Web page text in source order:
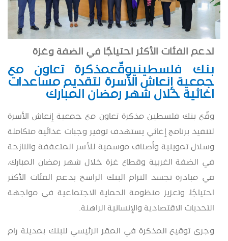
لدعم الفئات الأكثر احتياجًا في الضفة وغزة
بنك فلسطينيوقّعمذكرة تعاون مع
جمعية إنعاش الأسرة لتقديم مساعدات
اغاثية خلال شهر رمضان المبارك
وقّع بنك فلسطين مذكرة تعاون مع جمعية إنعاش الأسرة
لتنفيذ برنامج إغاثي يستهدف توفير وجبات غذائية متكاملة
وسلال تموينية وأصناف موسمية للأسر المتعففة والنازحة
في الضفة الغربية وقطاع غزة خلال شهر رمضان المبارك،
في مبادرة تجسد التزام البنك الراسخ بدعم الفئات الأكثر
احتياجًا، وتعزيز منظومة الحماية الاجتماعية في مواجهة
التحديات الاقتصادية والإنسانية الراهنة.
وجرى توقيع المذكرة في المقر الرئيسي للبنك بمدينة رام